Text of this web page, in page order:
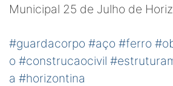
Municipal 25 de Julho de
#guardacorpo #aço #ferro
o #construcaocivil
a #horizontina